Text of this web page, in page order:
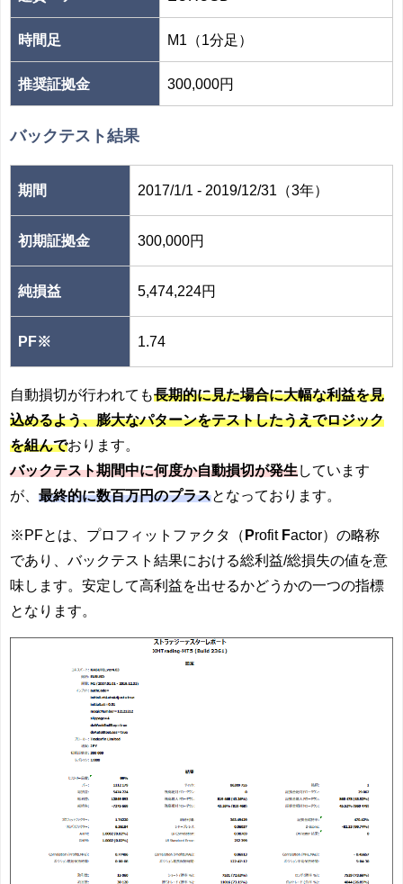
時間足 M1（1分足）
推奨証拠金 300,000円
バックテスト結果
期間 2017/1/1 - 2019/12/31（3年）
初期証拠金 300,000円
純損益 5,474,224円
PF※ 1.74
自動損切が行われても長期的に見た場合に大幅な利益を見
込めるよう、膨大なパターンをテストしたうえでロジック
を組んでおります。
バックテスト期間中に何度か自動損切が発生しています
が、 最終的に数百万円のプラスとなっております。
※PFとは、プロフィットファクタ（ Profit Factor）の略称
であり、バックテスト結果における総利益/総損失の値を意
味します。安定して高利益を出せるかどうかの一つの指標
となります。